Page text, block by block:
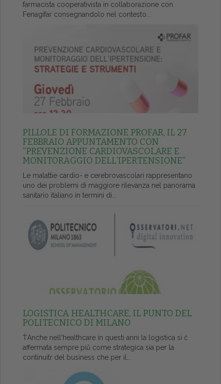
farmacista cooperativista in collaborazione con
Fenagifar consegnandolo nel contesto...
PILLOLE DI FORMAZIONE PROFAR, IL 27
FEBBRAIO APPUNTAMENTO CON
“PREVENZIONE CARDIOVASCOLARE E
MONITORAGGIO DELL’IPERTENSIONE”
Le malattie cardio- e cerebrovascolari rappresentano
uno dei problemi di maggiore rilevanza nel panorama
sanitario italiano in termini di...
LOGISTICA HEALTHCARE, IL PUNTO DEL
POLITECNICO DI MILANO
ŤAnche nell'healthcare in questi anni la logistica si č
affermata sempre piů come strategica sia per la
continuitŕ del business che per il...